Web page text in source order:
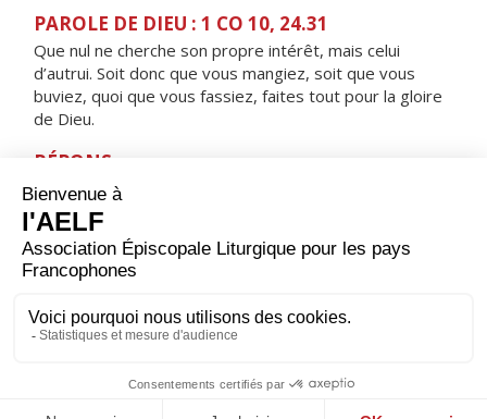
PAROLE DE DIEU : 1 CO 10, 24.31
Que nul ne cherche son propre intérêt, mais celui
d’autrui. Soit donc que vous mangiez, soit que vous
buviez, quoi que vous fassiez, faites tout pour la gloire
de Dieu.
RÉPONS
V/ Qu'il est bon de rendre grâce au Seigneur,
de chanter pour ton nom, Dieu Très-Haut.
ORAISON
Dieu qui as révélé au monde que les artisans de paix
cette justice qui seule peut garantir aux hommes une